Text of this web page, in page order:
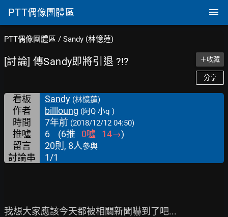
PTT偶像團體區
PTT偶像團體區 / Sandy (林憶蓮)
[討論] 傳Sandy即將引退 ?!? ＋收藏
分享
看板 Sandy (林憶蓮)
作者 billloung (阿Q 小q )
時間 7年前 (2018/12/12 04:50)
推噓 6 (6推 0噓 14→)
留言
20則, 8人參與
討論串 1/1
我想大家應該今天都被相關新聞嚇到了吧...